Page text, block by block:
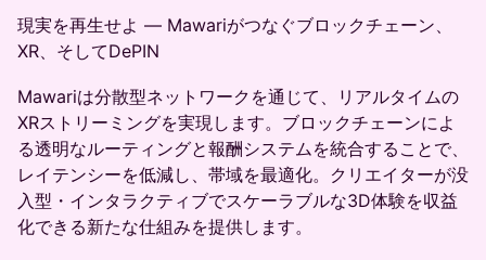
現実を再生せよ ― Mawariがつなぐブロックチェーン、
XR、そしてDePIN
Mawariは分散型ネットワークを通じて、リアルタイムの
XRストリーミングを実現します。ブロックチェーンによ
る透明なルーティングと報酬システムを統合することで、
レイテンシーを低減し、帯域を最適化。クリエイターが没
入型・インタラクティブでスケーラブルな3D体験を収益
化できる新たな仕組みを提供します。